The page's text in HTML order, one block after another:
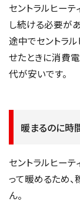
セントラルヒー
し続ける必要があ
途中でセントラ
せたときに消費
代が安いです。
暖まるのに時
セントラルヒー
って暖めるため
ん。